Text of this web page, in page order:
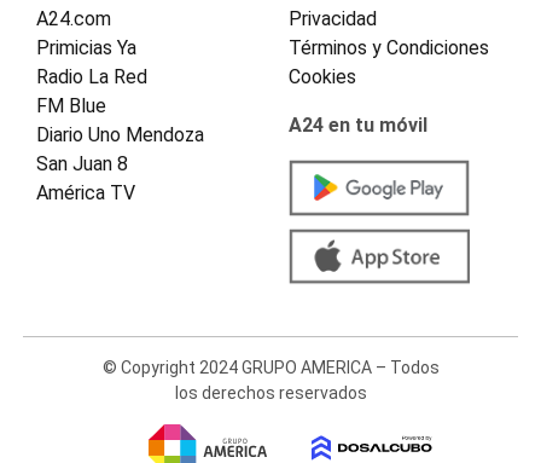
A24.com
Primicias Ya
Radio La Red
FM Blue
Diario Uno Mendoza
San Juan 8
América TV
Privacidad
Términos y Condiciones
Cookies
A24 en tu móvil
© Copyright 2024 GRUPO AMERICA – Todos
los derechos reservados